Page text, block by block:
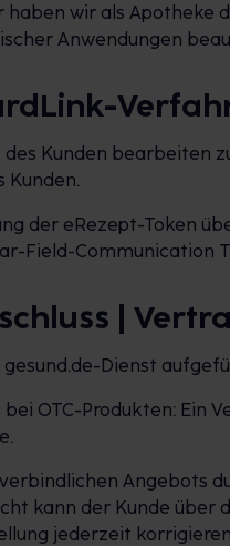
haben wir als Apotheke
Anwendungen
des Kunden
Kunden.
der eRezept-Token
Field-Communication
|
gesund.de-Dienst
bei OTC-Produkten: Ein
verbindlichen Angebots
kann der Kunde über
jederzeit